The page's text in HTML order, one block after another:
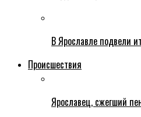
В Ярославле подвели
Происшествия
Ярославец, сжегший